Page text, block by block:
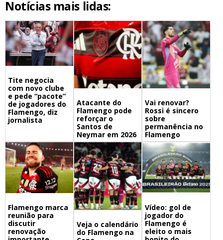
Notícias mais lidas:
Tite negocia
com novo clube
e pede “pacote”
de jogadores do
Flamengo, diz
jornalista
Atacante do
Flamengo pode
reforçar o
Santos de
Neymar em 2026
Vai renovar?
Rossi é sincero
sobre
permanência no
Flamengo
Flamengo marca
reunião para
discutir
renovação
Veja o calendário
do Flamengo na
Vídeo: gol de
jogador do
Flamengo é
eleito o mais